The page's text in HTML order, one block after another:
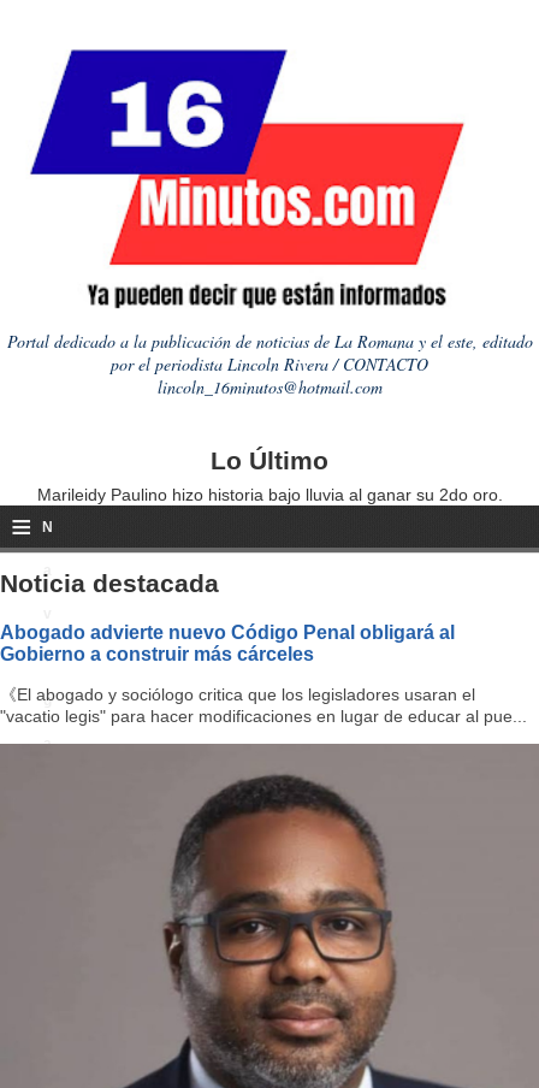
Portal dedicado a la publicación de noticias de La Romana y el este, editado
por el periodista Lincoln Rivera / CONTACTO
lincoln_16minutos@hotmail.com
Lo Último
Marileidy Paulino hizo historia bajo lluvia al ganar su 2do oro.
≡ N
a
i
g
a
Noticia destacada
Abogado advierte nuevo Código Penal obligará al
Gobierno a construir más cárceles
《El abogado y sociólogo critica que los legisladores usaran el
"vacatio legis" para hacer modificaciones en lugar de educar al pue...